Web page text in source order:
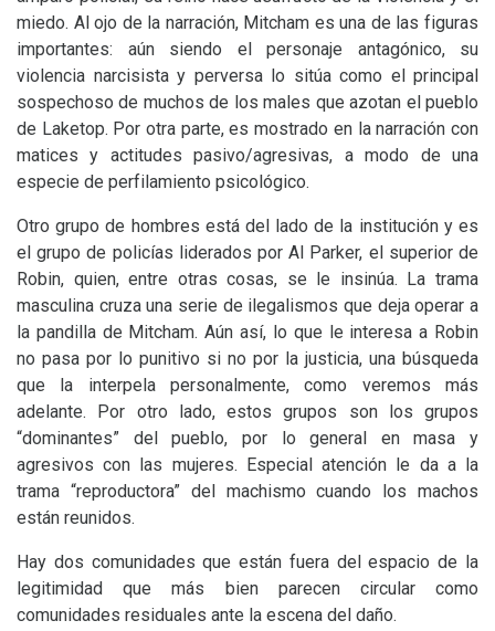
miedo. Al ojo de la narración, Mitcham es una de las figuras
importantes: aún siendo el personaje antagónico, su
violencia narcisista y perversa lo sitúa como el principal
sospechoso de muchos de los males que azotan el pueblo
de Laketop. Por otra parte, es mostrado en la narración con
matices y actitudes pasivo/agresivas, a modo de una
especie de perfilamiento psicológico.
Otro grupo de hombres está del lado de la institución y es
el grupo de policías liderados por Al Parker, el superior de
Robin, quien, entre otras cosas, se le insinúa. La trama
masculina cruza una serie de ilegalismos que deja operar a
la pandilla de Mitcham. Aún así, lo que le interesa a Robin
no pasa por lo punitivo si no por la justicia, una búsqueda
que la interpela personalmente, como veremos más
adelante. Por otro lado, estos grupos son los grupos
“dominantes” del pueblo, por lo general en masa y
agresivos con las mujeres. Especial atención le da a la
trama “reproductora” del machismo cuando los machos
están reunidos.
Hay dos comunidades que están fuera del espacio de la
legitimidad que más bien parecen circular como
comunidades residuales ante la escena del daño.